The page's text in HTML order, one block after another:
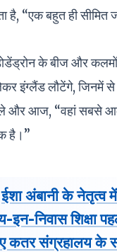
है, “एक बहुत ही
के बीज और
इंग्लैंड लौटेंगे, जिनमें
और आज, “वहां सबसे
है।”
ईशा अंबानी के नेतृत्व
इन-निवास शिक्षा
कतर संग्रहालय के